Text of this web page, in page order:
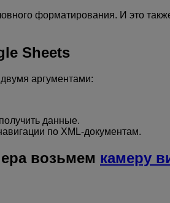
форматирования. И это
Sheets
аргументами:
данные.
по XML-документам.
возьмем камеру